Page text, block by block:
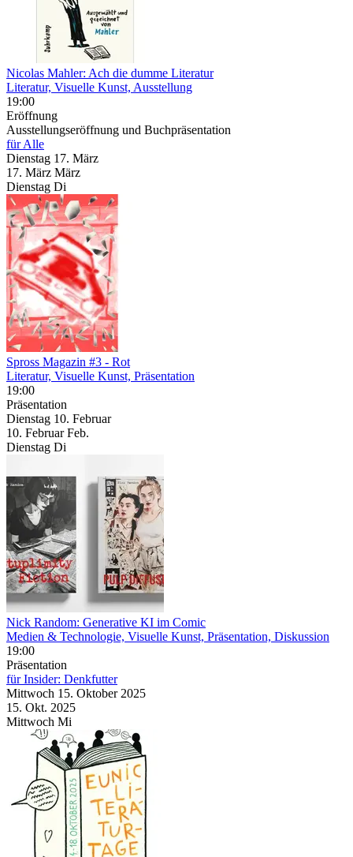
Nicolas Mahler: Ach die dumme Literatur
Literatur, Visuelle Kunst, Ausstellung
19:00
Eröffnung
Ausstellungseröffnung und Buchpräsentation
für Alle
Dienstag 17. März
17. März März
Dienstag Di
Spross Magazin #3 - Rot
Literatur, Visuelle Kunst, Präsentation
19:00
Präsentation
Dienstag 10. Februar
10. Februar Feb.
Dienstag Di
Nick Random: Generative KI im Comic
Medien & Technologie, Visuelle Kunst, Präsentation, Diskussion
19:00
Präsentation
für Insider: Denkfutter
Mittwoch 15. Oktober 2025
15. Okt. 2025
Mittwoch Mi